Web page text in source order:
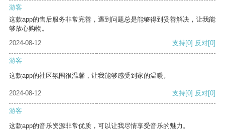
游客
这款app的售后服务非常完善，遇到问题总是能够得到妥善解决，让我能
够放心购物。
2024-08-12
支持[0] 反对[0]
游客
这款app的社区氛围很温馨，让我能够感受到家的温暖。
2024-08-12 支持[0] 反对[0]
游客
这款app的音乐资源非常优质，可以让我尽情享受音乐的魅力。